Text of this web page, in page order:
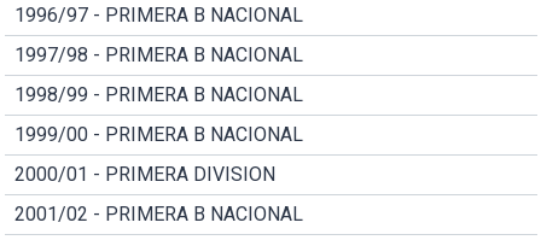
1996/97 - PRIMERA B NACIONAL
1997/98 - PRIMERA B NACIONAL
1998/99 - PRIMERA B NACIONAL
1999/00 - PRIMERA B NACIONAL
2000/01 - PRIMERA DIVISION
2001/02 - PRIMERA B NACIONAL